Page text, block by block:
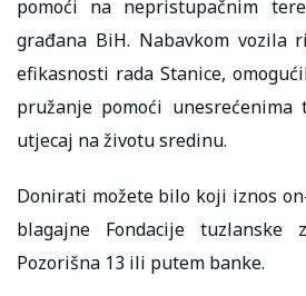
pomoći na nepristupačnim
građana BiH. Nabavkom vozila
efikasnosti rada Stanice,
pružanje pomoći
utjecaj na životu sredinu.
Donirati možete bilo koji iznos
blagajne Fondacije tuzlanske
Pozorišna 13 ili putem banke.